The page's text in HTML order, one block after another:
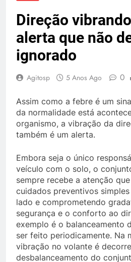
Direção
alerta que não
ignorado
Agitosp 5 Anos Ago 0
Assim como a febre é um
da normalidade está
organismo, a vibração da
também é um alerta.
Embora seja o único
veículo com o solo, o
sempre recebe a atenção
cuidados preventivos
lado e comprometendo
segurança e o conforto ao
exemplo é o balanceamento
ser feito periodicamente. Na
vibração no volante é
desbalanceamento do